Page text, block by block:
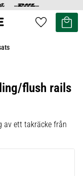
Favoriter
Kundvagn
flush rails
av ett takräcke från